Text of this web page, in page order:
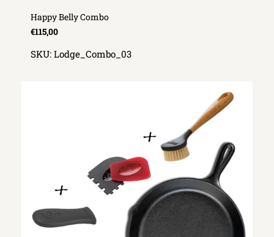
Happy Belly Combo
€115,00
SKU: Lodge_Combo_03